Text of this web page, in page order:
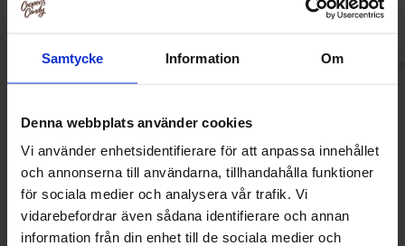
Samtycke Information Om
Denna webbplats använder cookies
Vi använder enhetsidentifierare för att anpassa innehållet
och annonserna till användarna, tillhandahålla funktioner
för sociala medier och analysera vår trafik. Vi
vidarebefordrar även sådana identifierare och annan
information från din enhet till de sociala medier och
Andre kunne lide
-59%